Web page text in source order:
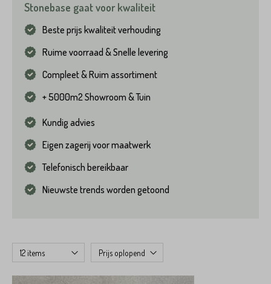
Stonebase gaat voor kwaliteit
Beste prijs kwaliteit verhouding
Ruime voorraad & Snelle levering
Compleet & Ruim assortiment
+ 5000m2 Showroom & Tuin
Kundig advies
Eigen zagerij voor maatwerk
Telefonisch bereikbaar
Nieuwste trends worden getoond